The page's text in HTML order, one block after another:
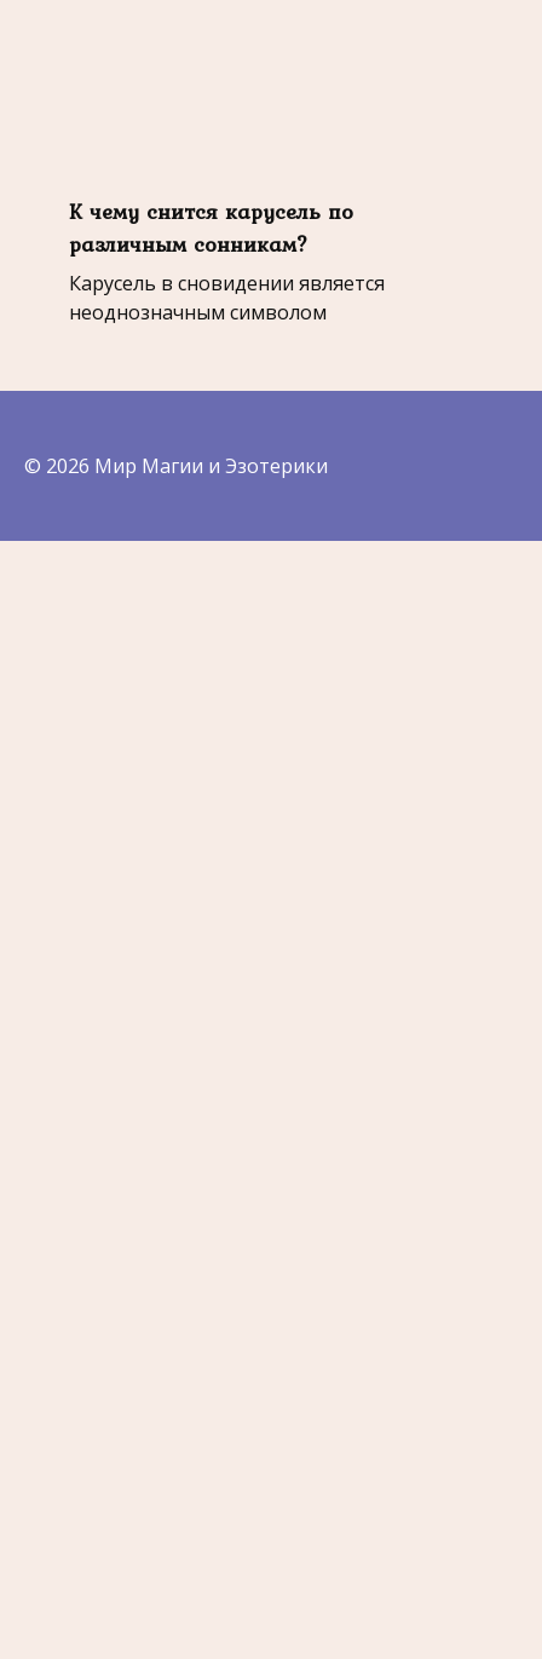
К чему снится карусель по
различным сонникам?
Карусель в сновидении является
неоднозначным символом
© 2026 Мир Магии и Эзотерики